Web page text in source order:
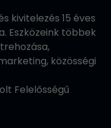
kivitelezés 15 éves
Eszközeink többek
közösségi
Felelősségű